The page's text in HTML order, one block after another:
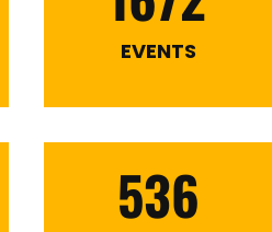
EVENTS
536